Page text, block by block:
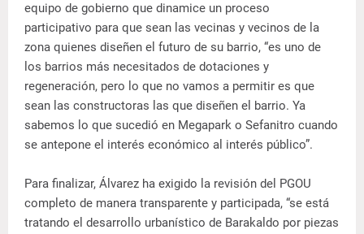
equipo de gobierno que dinamice un proceso
participativo para que sean las vecinas y vecinos de la
zona quienes diseñen el futuro de su barrio, “es uno de
los barrios más necesitados de dotaciones y
regeneración, pero lo que no vamos a permitir es que
sean las constructoras las que diseñen el barrio. Ya
sabemos lo que sucedió en Megapark o Sefanitro cuando
se antepone el interés económico al interés público”.
Para finalizar, Álvarez ha exigido la revisión del PGOU
completo de manera transparente y participada, “se está
tratando el desarrollo urbanístico de Barakaldo por piezas